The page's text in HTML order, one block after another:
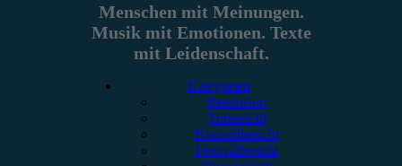
Menschen mit Meinungen.
Musik mit Emotionen. Texte
mit Leidenschaft.
Kategorien
Rezension
Vorbericht
Konzertbericht
Festivalbericht